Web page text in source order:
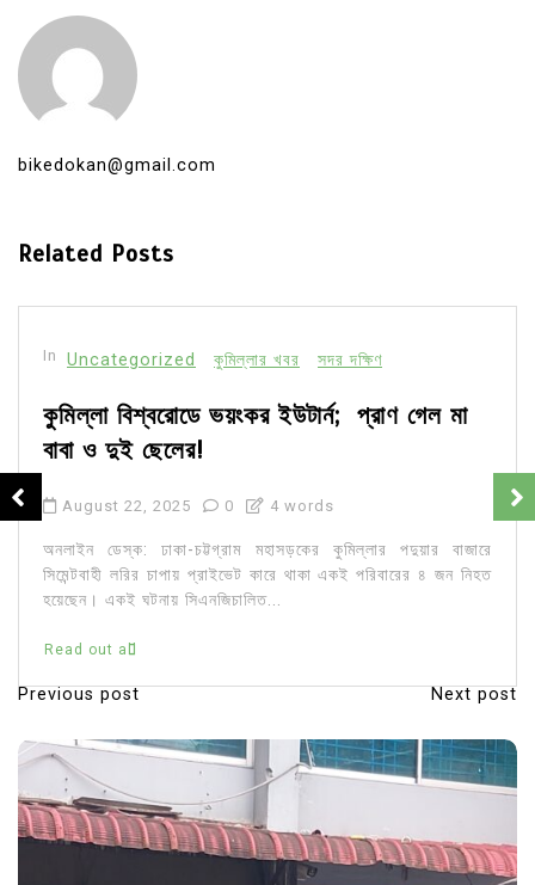
bikedokan@gmail.com
Related Posts
In Uncategorized কুমিল্লার খবর সদর দক্ষিণ
কুমিল্লা বিশ্বরোডে ভয়ংকর ইউটার্ন; প্রাণ গেল মা
বাবা ও দুই ছেলের!
August 22, 2025 0 4 words
অনলাইন ডেস্ক: ঢাকা-চট্টগ্রাম মহাসড়কের কুমিল্লার পদুয়ার বাজারে
সিমেন্টবাহী লরির চাপায় প্রাইভেট কারে থাকা একই পরিবারের ৪ জন নিহত
হয়েছেন। একই ঘটনায় সিএনজিচালিত...
Read out all
P
o
t
Previous post Next post